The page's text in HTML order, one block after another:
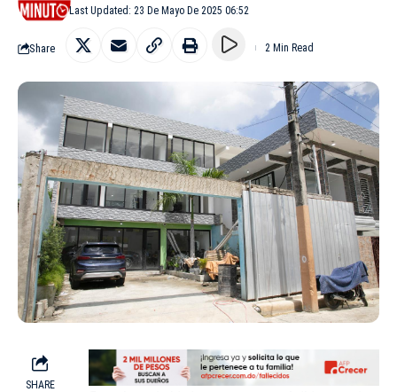
Last Updated: 23 De Mayo De 2025 06:52
Share 2 Min Read
SHARE